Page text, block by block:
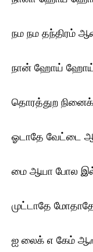
நம நம தந்திரம்
நான் ஹோய்
தொரத்துற
ஓடாதே வேட்டை
மை ஆயா போல
முட்டாதே
ஐ லைக் எ கேம்